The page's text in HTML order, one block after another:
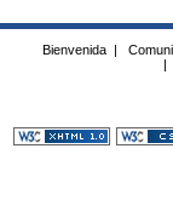
Bienvenida |
|